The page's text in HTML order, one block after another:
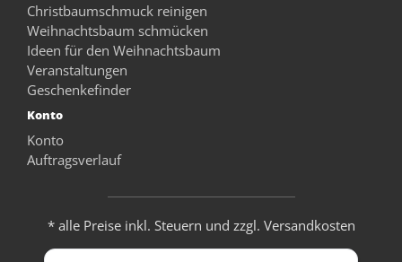
Christbaumschmuck reinigen
Weihnachtsbaum schmücken
Ideen für den Weihnachtsbaum
Veranstaltungen
Geschenkefinder
Konto
Konto
Auftragsverlauf
* alle Preise inkl. Steuern und zzgl. Versandkosten